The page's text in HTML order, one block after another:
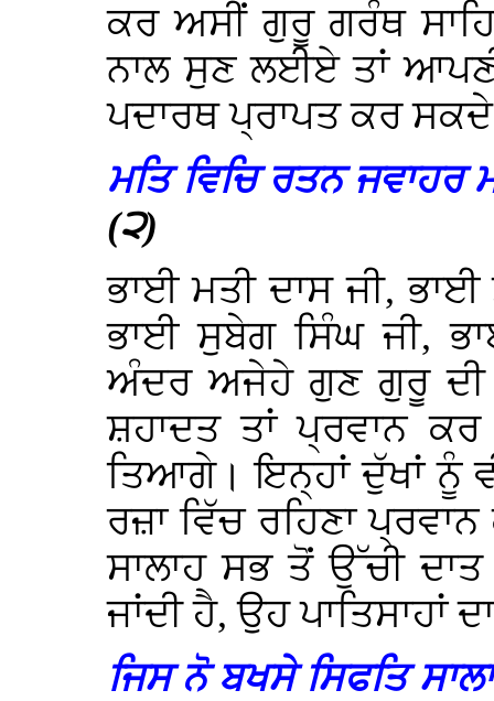
ਕਰ ਅਸੀਂ ਗੁਰੂ ਗਰੰਥ
ਨਾਲ ਸੁਣ ਲਈਏ ਤਾਂ
ਪਦਾਰਥ ਪ੍ਰਾਪਤ ਕਰ
ਮਤਿ ਵਿਚਿ ਰਤਨ ਜਵਾਹਰ
(੨)
ਭਾਈ ਮਤੀ ਦਾਸ ਜੀ,
ਭਾਈ ਸੁਬੇਗ ਸਿੰਘ ਜੀ,
ਅੰਦਰ ਅਜੇਹੇ ਗੁਣ ਗੁਰੂ ਦੀ
ਸ਼ਹਾਦਤ ਤਾਂ ਪ੍ਰਵਾਨ
ਤਿਆਗੇ। ਇਨ੍ਹਾਂ ਦੁੱਖਾਂ ਨੂੰ
ਰਜ਼ਾ ਵਿੱਚ ਰਹਿਣਾ
ਸਾਲਾਹ ਸਭ ਤੋਂ ਉੱਚੀ
ਜਾਂਦੀ ਹੈ, ਉਹ ਪਾਤਿਸਾਹਾਂ
ਜਿਸ ਨੋ ਬਖਸੇ ਸਿਫਤਿ